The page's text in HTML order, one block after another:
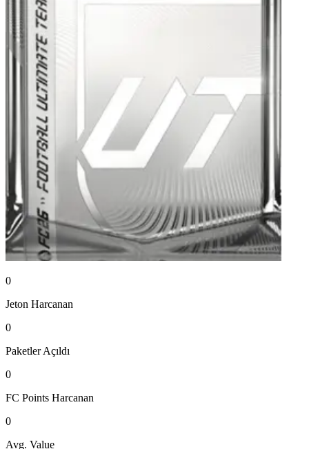
0
Jeton Harcanan
0
Paketler Açıldı
0
FC Points Harcanan
0
Avg. Value